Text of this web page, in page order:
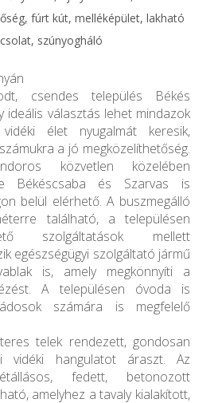
fúrt kút, melléképület, lakható
szúnyogháló
csendes település Békés
ideális választás lehet mindazok
élet nyugalmát keresik,
a jó megközelíthetőség.
közvetlen közelében
Békéscsaba és Szarvas is
belül elérhető. A buszmegálló
található, a településen
szolgáltatások mellett
egészségügyi szolgáltató jármű
is, amely megkönnyíti a
A településen óvoda is
számára is megfelelő
telek rendezett, gondosan
vidéki hangulatot áraszt. Az
fedett, betonozott
amelyhez a tavaly kialakított,